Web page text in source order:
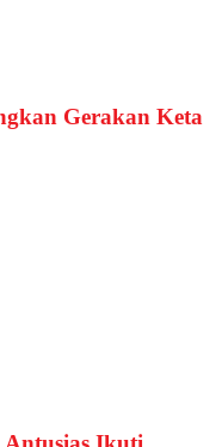
Gerakan Keta